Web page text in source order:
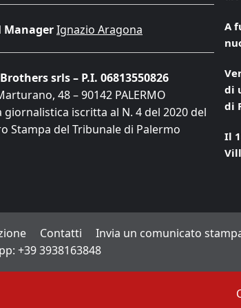
ManagerIgnazio Aragona
srls – P.I. 06813550826
48 – 90142 PALERMO
giornalistica iscritta al N. 4 del 2020 del
Stampa del Tribunale di Palermo
A
di
di
Il
Contatti
Invia un comunicato
+39 3938163848